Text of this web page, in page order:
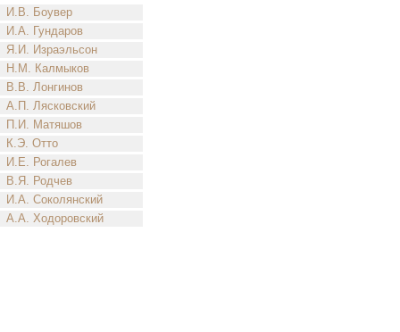
И.В. Боувер
И.А. Гундаров
Я.И. Израэльсон
Н.М. Калмыков
В.В. Лонгинов
А.П. Лясковский
П.И. Матяшов
К.Э. Отто
И.Е. Рогалев
В.Я. Родчев
И.А. Соколянский
А.А. Ходоровский